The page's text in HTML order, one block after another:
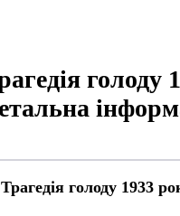
Трагедія голоду 1933